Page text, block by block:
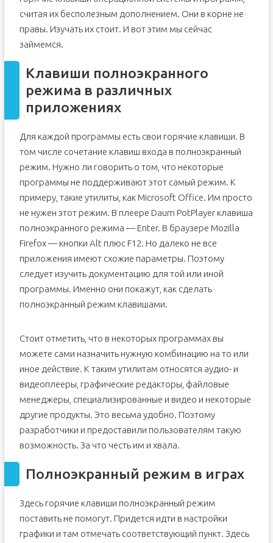
считая их бесполезным дополнением. Они в корне не
правы. Изучать их стоит. И вот этим мы сейчас
займемся.
Клавиши полноэкранного
режима в различных
приложениях
Для каждой программы есть свои горячие клавиши. В
том числе сочетание клавиш входа в полноэкранный
режим. Нужно ли говорить о том, что некоторые
программы не поддерживают этот самый режим. К
примеру, такие утилиты, как Microsoft Office. Им просто
не нужен этот режим. В плеере Daum PotPlayer клавиша
полноэкранного режима — Enter. В браузере Mozilla
Firefox — кнопки Alt плюс F12. Но далеко не все
приложения имеют схожие параметры. Поэтому
следует изучить документацию для той или иной
программы. Именно они покажут, как сделать
полноэкранный режим клавишами.
Стоит отметить, что в некоторых программах вы
можете сами назначить нужную комбинацию на то или
иное действие. К таким утилитам относятся аудио- и
видеоплееры, графические редакторы, файловые
менеджеры, специализированные и видео и некоторые
другие продукты. Это весьма удобно. Поэтому
разработчики и предоставили пользователям такую
возможность. За что честь им и хвала.
Полноэкранный режим в играх
Здесь горячие клавиши полноэкранный режим
поставить не помогут. Придется идти в настройки
графики и там отмечать соответствующий пункт. Здесь